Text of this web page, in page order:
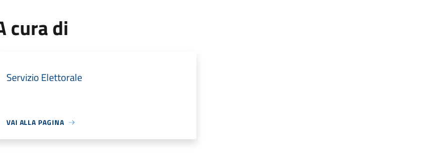
cura di
Servizio Elettorale
VAI ALLA PAGINA